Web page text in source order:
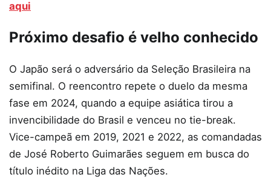
aqui
Próximo desafio é velho conhecido
O Japão será o adversário da Seleção Brasileira na
semifinal. O reencontro repete o duelo da mesma
fase em 2024, quando a equipe asiática tirou a
invencibilidade do Brasil e venceu no tie-break.
Vice-campeã em 2019, 2021 e 2022, as comandadas
de José Roberto Guimarães seguem em busca do
título inédito na Liga das Nações.